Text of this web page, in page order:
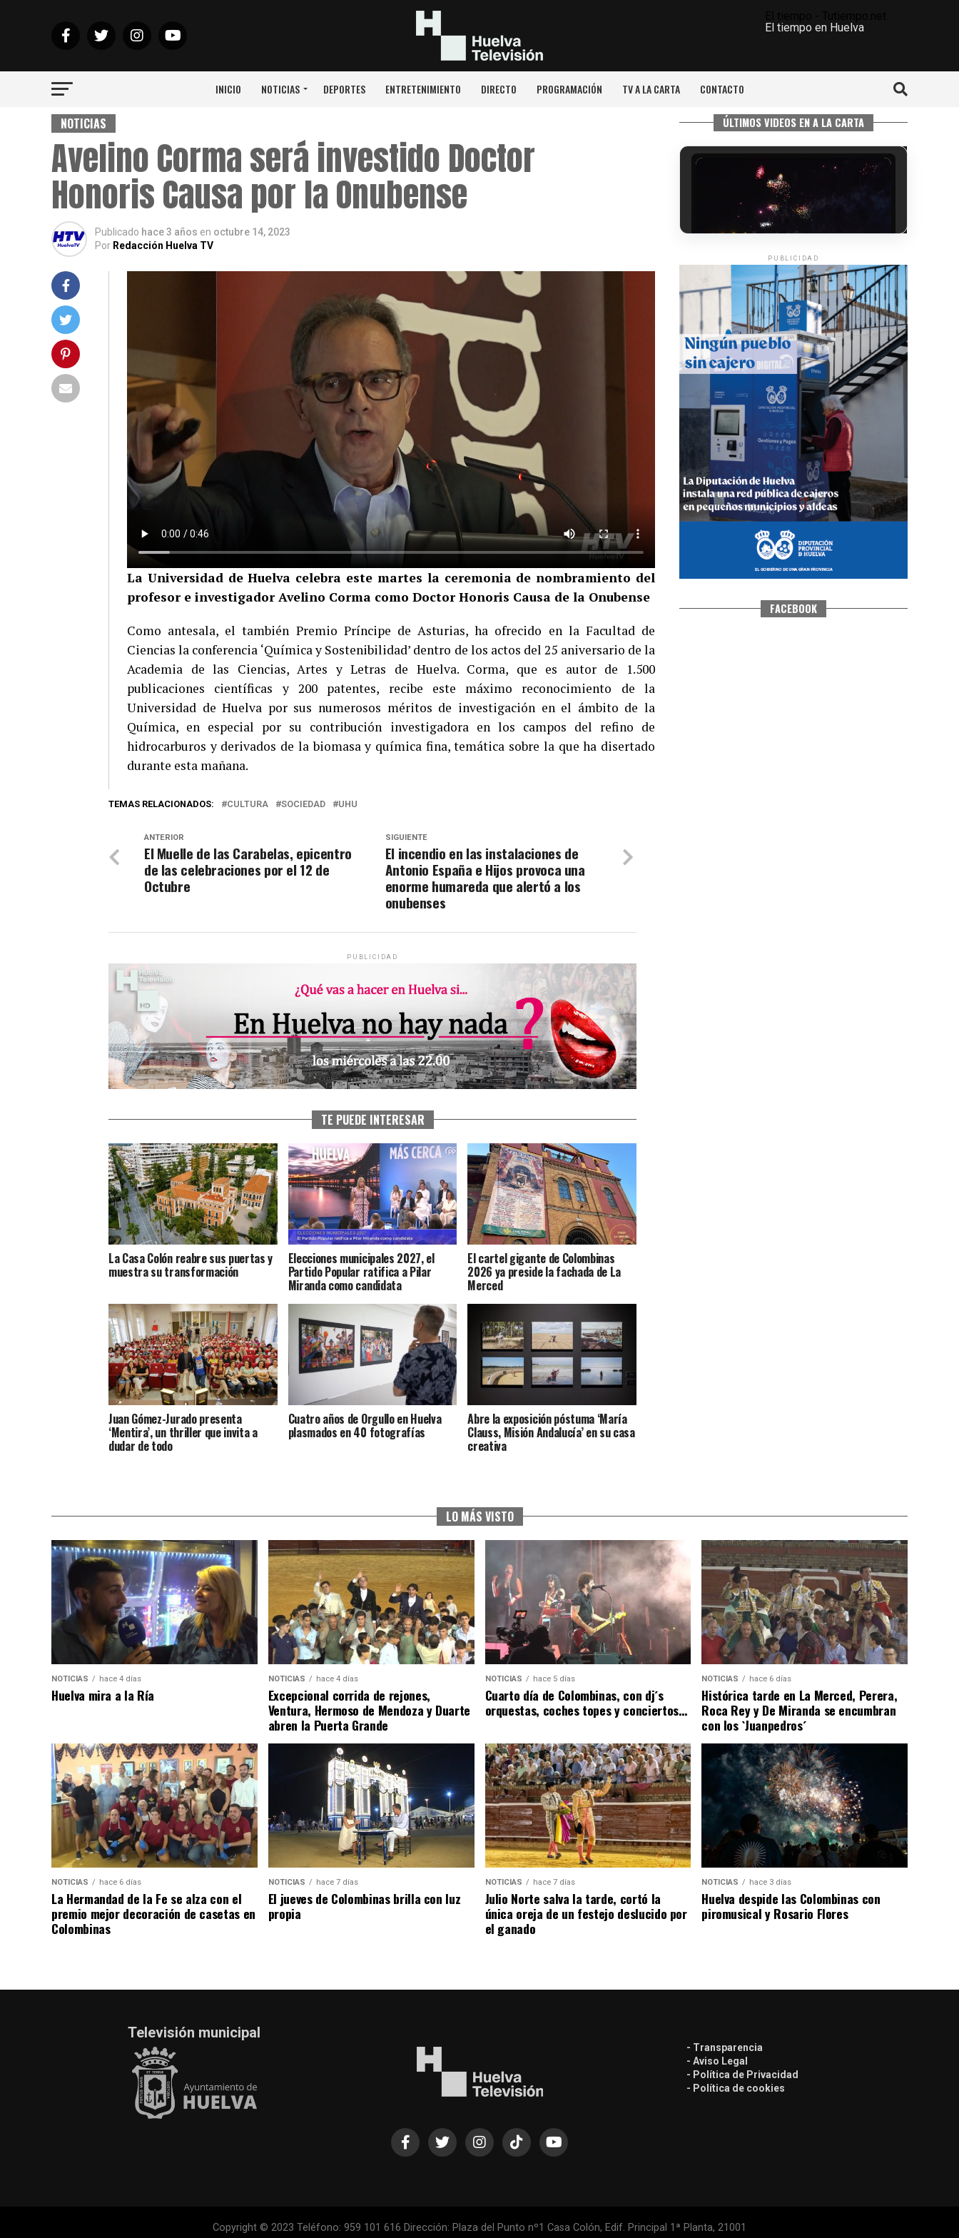
El tiempo en Huelva
INICIO NOTICIAS DEPORTES ENTRETENIMIENTO DIRECTO PROGRAMACIÓN TV A LA CARTA CONTACTO
NOTICIAS
Avelino Corma será investido Doctor
Honoris Causa por la Onubense
Publicado hace 3 años en octubre 14, 2023
Por Redacción Huelva TV
La Universidad de Huelva celebra este martes la ceremonia de nombramiento del
profesor e investigador Avelino Corma como Doctor Honoris Causa de la Onubense
Como antesala, el también Premio Príncipe de Asturias, ha ofrecido en la Facultad de
Ciencias la conferencia ‘Química y Sostenibilidad’ dentro de los actos del 25 aniversario de la
Academia de las Ciencias, Artes y Letras de Huelva. Corma, que es autor de 1.500
publicaciones científicas y 200 patentes, recibe este máximo reconocimiento de la
Universidad de Huelva por sus numerosos méritos de investigación en el ámbito de la
Química, en especial por su contribución investigadora en los campos del refino de
hidrocarburos y derivados de la biomasa y química fina, temática sobre la que ha disertado
durante esta mañana.
TEMAS RELACIONADOS: CULTURA SOCIEDAD UHU
SIGUIENTE
El incendio en las instalaciones de
Antonio España e Hijos provoca una
enorme humareda que alertó a los
onubenses
ANTERIOR
El Muelle de las Carabelas, epicentro
de las celebraciones por el 12 de
Octubre
PUBLICIDAD
TE PUEDE INTERESAR
La Casa Colón reabre sus puertas y
muestra su transformación
Elecciones municipales 2027, el
Partido Popular ratifica a Pilar
Miranda como candidata
El cartel gigante de Colombinas
2026 ya preside la fachada de La
Merced
Juan Gómez-Jurado presenta
‘Mentira’, un thriller que invita a
dudar de todo
Cuatro años de Orgullo en Huelva
plasmados en 40 fotografías
Abre la exposición póstuma ‘María
Clauss, Misión Andalucía’ en su casa
creativa
ÚLTIMOS VIDEOS EN A LA CARTA
6º DÍA DE LAS FIESTAS COLOMBINAS
2026
·Huelvatv
QUINTA CORRIDA DE LAS FIESTAS
COLOMBINAS 2026
hace 4 días· Huelvatv
PUBLICIDAD
FACEBOOK
LO MÁS VISTO
NOTICIAS hace 4 días
Huelva mira a la Ría
NOTICIAS hace 4 días
Excepcional corrida de rejones,
Ventura, Hermoso de Mendoza y Duarte
abren la Puerta Grande
NOTICIAS hace 5 días
Cuarto día de Colombinas, con dj´s
orquestas, coches topes y conciertos…
NOTICIAS hace 6 días
Histórica tarde en La Merced, Perera,
Roca Rey y De Miranda se encumbran
con los `Juanpedros´
NOTICIAS hace 6 días
La Hermandad de la Fe se alza con el
premio mejor decoración de casetas en
Colombinas
NOTICIAS hace 7 días
El jueves de Colombinas brilla con luz
propia
NOTICIAS hace 7 días
Julio Norte salva la tarde, cortó la
única oreja de un festejo deslucido por
el ganado
NOTICIAS hace 3 días
Huelva despide las Colombinas con
piromusical y Rosario Flores
Televisión municipal
- Transparencia
- Aviso Legal
- Política de Privacidad
- Política de cookies
Copyright © 2023 Teléfono: 959 101 616 Dirección: Plaza del Punto nº1 Casa Colón, Edif. Principal 1ª Planta, 21001